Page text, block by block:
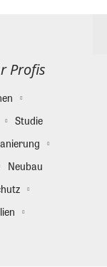
Profis
Studie
Neubau